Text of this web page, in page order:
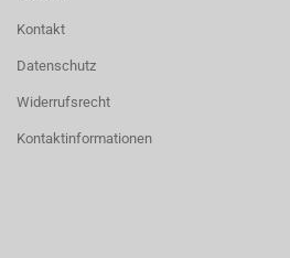
Kontakt
Datenschutz
Widerrufsrecht
Kontaktinformationen